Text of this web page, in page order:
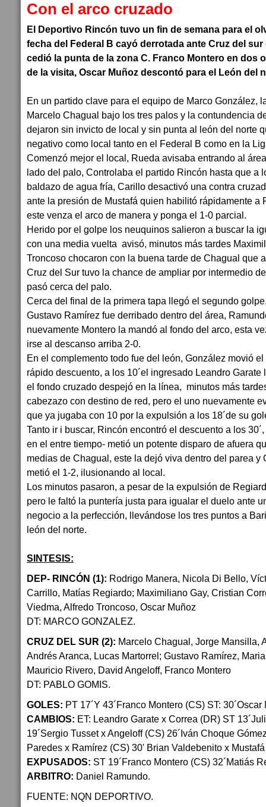
Con el arco cruzado
El Deportivo Rincón tuvo un fin de semana para el
fecha del Federal B cayó derrotada ante Cruz del
cedió la punta de la zona C. Franco Montero en dos
de la visita, Oscar Muñoz descontó para el León del
En un partido clave para el equipo de Marco González,
Marcelo Chagual bajo los tres palos y la contundencia
dejaron sin invicto de local y sin punta al león del norte
negativo como local tanto en el Federal B como en la
Comenzó mejor el local, Rueda avisaba entrando al
lado del palo, Controlaba el partido Rincón hasta que a
baldazo de agua fría, Carillo desactivó una contra
ante la presión de Mustafá quien habilitó rápidamente a
este venza el arco de manera y ponga el 1-0 parcial.
Herido por el golpe los neuquinos salieron a buscar la
con una media vuelta avisó, minutos más tardes
Troncoso chocaron con la buena tarde de Chagual que
Cruz del Sur tuvo la chance de ampliar por intermedio
pasó cerca del palo.
Cerca del final de la primera tapa llegó el segundo
Gustavo Ramírez fue derribado dentro del área,
nuevamente Montero la mandó al fondo del arco, esta
irse al descanso arriba 2-0.
En el complemento todo fue del león, González movió
rápido descuento, a los 10´el ingresado Leandro
el fondo cruzado despejó en la línea, minutos más
cabezazo con destino de red, pero el uno nuevamente
que ya jugaba con 10 por la expulsión a los 18´de su
Tanto ir i buscar, Rincón encontró el descuento a los
en el entre tiempo- metió un potente disparo de afuera
medias de Chagual, este la dejó viva dentro del parea y
metió el 1-2, ilusionando al local.
Los minutos pasaron, a pesar de la expulsión de
pero le faltó la puntería justa para igualar el duelo ante
negocio a la perfección, llevándose los tres puntos a
león del norte.
SINTESIS:
DEP- RINCÓN (1): Rodrigo Manera, Nicola Di Bello,
Carrillo, Matías Regiardo; Maximiliano Gay, Cristian
Viedma, Alfredo Troncoso, Oscar Muñoz
DT: MARCO GONZALEZ.
CRUZ DEL SUR (2): Marcelo Chagual, Jorge Mansilla,
Andrés Aranca, Lucas Martorrel; Gustavo Ramírez,
Mauricio Rivero, David Angeloff, Franco Montero
DT: PABLO GOMIS.
GOLES: PT 17´Y 43´Franco Montero (CS) ST:
CAMBIOS: ET: Leandro Garate x Correa (DR) ST
19´Sergio Tusset x Angeloff (CS) 26´Iván Choque
Paredes x Ramírez (CS) 30' Brian Valdebenito x
EXPUSADOS: ST 19´Franco Montero (CS) 32´Matiás
ARBITRO: Daniel Ramundo.
FUENTE: NQN DEPORTIVO.